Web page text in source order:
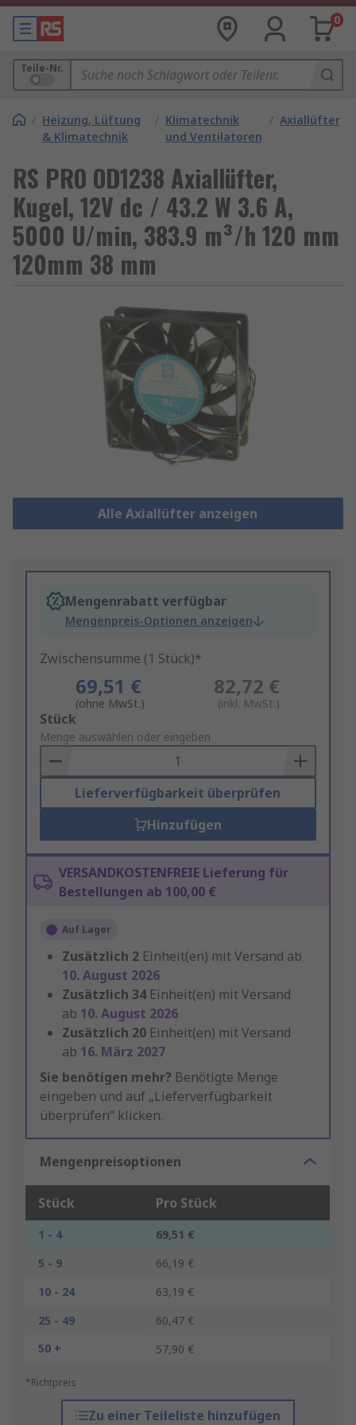
0
Teile-Nr.
/ Heizung, Lüftung
& Klimatechnik
/ Klimatechnik
und Ventilatoren
/ Axiallüfter
RS PRO OD1238 Axiallüfter,
Kugel, 12V dc / 43.2 W 3.6 A,
5000 U/min, 383.9 m³/h 120 mm
120mm 38 mm
Alle Axiallüfter anzeigen
Mengenrabatt verfügbar
Mengenpreis-Optionen anzeigen
Zwischensumme (1 Stück)*
69,51 €
(ohne MwSt.)
82,72 €
(inkl. MwSt.)
Add
to
Basket
Stück
Menge auswählen oder eingeben
Lieferverfügbarkeit überprüfen
Hinzufügen
VERSANDKOSTENFREIE Lieferung für
Bestellungen ab 100,00 €
Auf Lager
Zusätzlich 2 Einheit(en) mit Versand ab
10. August 2026
Zusätzlich 34 Einheit(en) mit Versand
ab 10. August 2026
Zusätzlich 20 Einheit(en) mit Versand
ab 16. März 2027
Sie benötigen mehr? Benötigte Menge
eingeben und auf „Lieferverfügbarkeit
überprüfen“ klicken.
Mengenpreisoptionen
Stück Pro Stück
1 - 4
69,51 €
5 - 9
66,19 €
10 - 24
63,19 €
25 - 49
60,47 €
50 +
57,90 €
*Richtpreis
Zu einer Teileliste hinzufügen